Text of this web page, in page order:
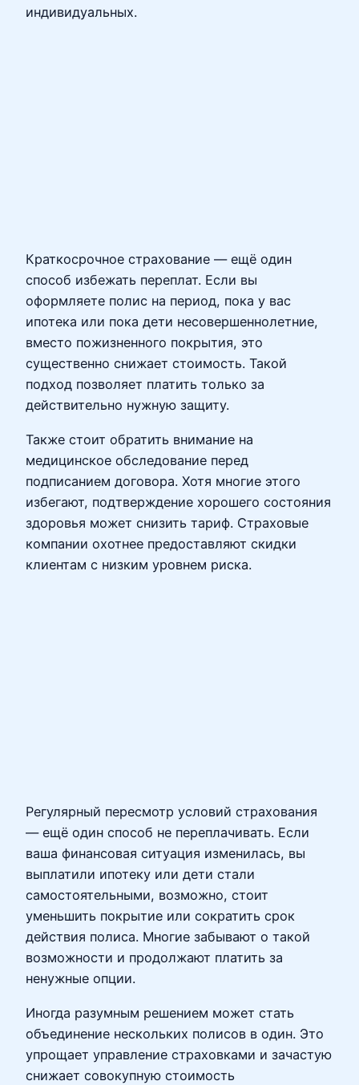
индивидуальных.
Краткосрочное страхование — ещё один
способ избежать переплат. Если вы
оформляете полис на период, пока у вас
ипотека или пока дети несовершеннолетние,
вместо пожизненного покрытия, это
существенно снижает стоимость. Такой
подход позволяет платить только за
действительно нужную защиту.
Также стоит обратить внимание на
медицинское обследование перед
подписанием договора. Хотя многие этого
избегают, подтверждение хорошего состояния
здоровья может снизить тариф. Страховые
компании охотнее предоставляют скидки
клиентам с низким уровнем риска.
Регулярный пересмотр условий страхования
— ещё один способ не переплачивать. Если
ваша финансовая ситуация изменилась, вы
выплатили ипотеку или дети стали
самостоятельными, возможно, стоит
уменьшить покрытие или сократить срок
действия полиса. Многие забывают о такой
возможности и продолжают платить за
ненужные опции.
Иногда разумным решением может стать
объединение нескольких полисов в один. Это
упрощает управление страховками и зачастую
снижает совокупную стоимость